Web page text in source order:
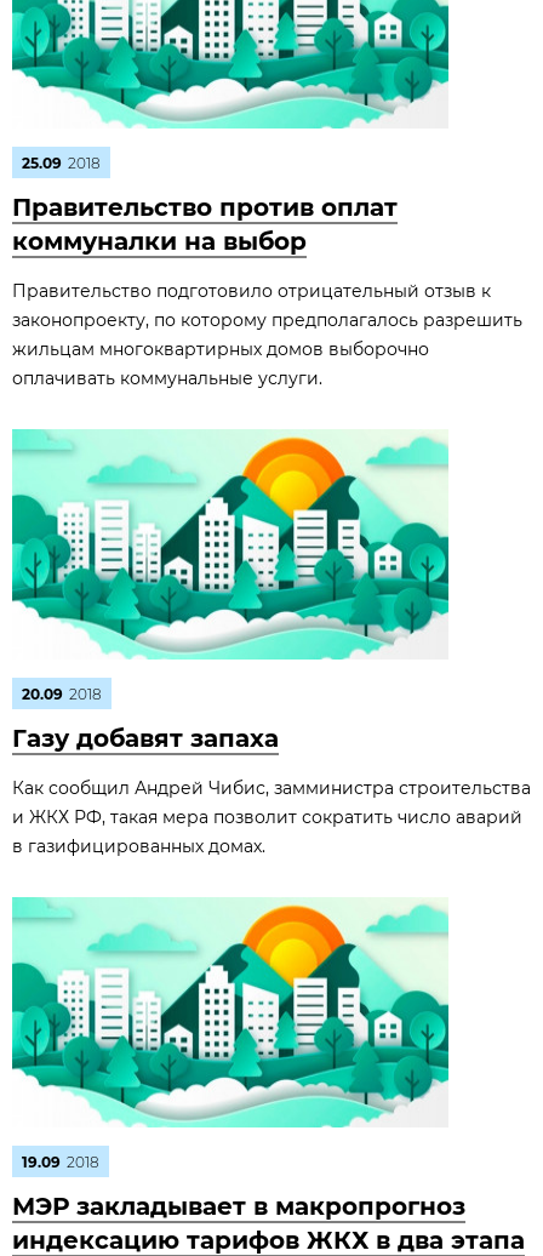
25.09 2018
Правительство против оплат
коммуналки на выбор
Правительство подготовило отрицательный отзыв к
законопроекту, по которому предполагалось разрешить
жильцам многоквартирных домов выборочно
оплачивать коммунальные услуги.
20.09 2018
Газу добавят запаха
Как сообщил Андрей Чибис, замминистра строительства
и ЖКХ РФ, такая мера позволит сократить число аварий
в газифицированных домах.
19.09 2018
МЭР закладывает в макропрогноз
индексацию тарифов ЖКХ в два этапа